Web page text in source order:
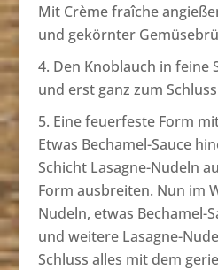
Mit Crème fraîche
und gekörnter
Den Knoblauch in feine
und erst ganz zum
Eine feuerfeste Form
Etwas Bechamel-Sauce
Schicht Lasagne-Nudeln
Form ausbreiten. Nun im
Nudeln, etwas Bechamel-
und weitere Lasagne-
Schluss alles mit dem